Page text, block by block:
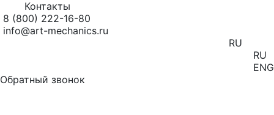
Контакты
8 (800) 222-16-80
info@art-mechanics.ru
RU
RU
ENG
Обратный звонок